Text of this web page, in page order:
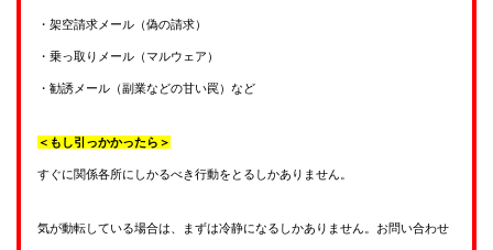
・架空請求メール（偽の請求）
・乗っ取りメール（マルウェア）
・勧誘メール（副業などの甘い罠）など
＜もし引っかかったら＞
すぐに関係各所にしかるべき行動をとるしかありません。
気が動転している場合は、まずは冷静になるしかありません。お問い合わせ